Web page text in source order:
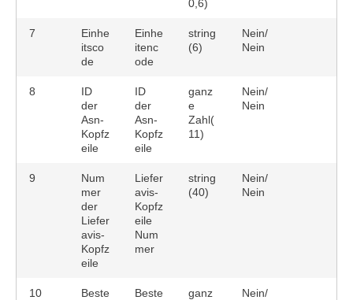
0,6)
7
Einhe
itsco
de
Einhe
itenc
ode
string
(6)
Nein/
Nein
8
ID
der
Asn-
Kopfz
eile
ID
der
Asn-
Kopfz
eile
ganz
e
Zahl(
11)
Nein/
Nein
9
Num
mer
der
Liefer
avis-
Kopfz
eile
Liefer
avis-
Kopfz
eile
Num
mer
string
(40)
Nein/
Nein
10
Beste
Beste
ganz
Nein/